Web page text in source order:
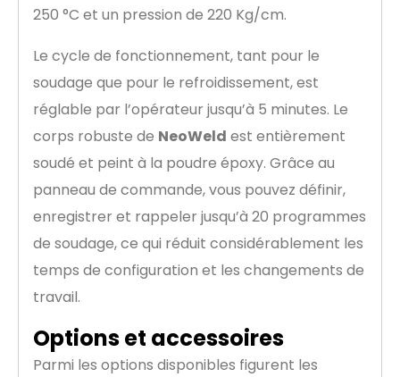
250 °C et un pression de 220 Kg/cm.
Le cycle de fonctionnement, tant pour le
soudage que pour le refroidissement, est
réglable par l’opérateur jusqu’à 5 minutes. Le
corps robuste de NeoWeld est entièrement
soudé et peint à la poudre époxy. Grâce au
panneau de commande, vous pouvez définir,
enregistrer et rappeler jusqu’à 20 programmes
de soudage, ce qui réduit considérablement les
temps de configuration et les changements de
travail.
Options et accessoires
Parmi les options disponibles figurent les